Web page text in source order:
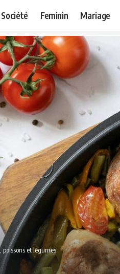
Feminin Mariage
et légumes